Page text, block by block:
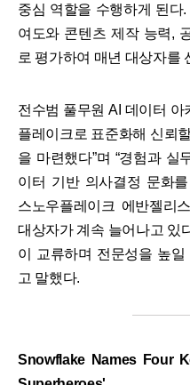
중심 역할을 수행하게 된다
여도와 콘텐츠 제작 능력,
로 평가하여 매년 대상자를
전수범 풀무원 AI 데이터 아
플레이크로 표준화해 신뢰
을 마련했다”며 “경험과 실
이터 기반 의사결정 문화
스노우플레이크 에반젤리
대상자가 계속 늘어나고 있
이 교류하며 전문성을 높
고 말했다.
Snowflake Names Four